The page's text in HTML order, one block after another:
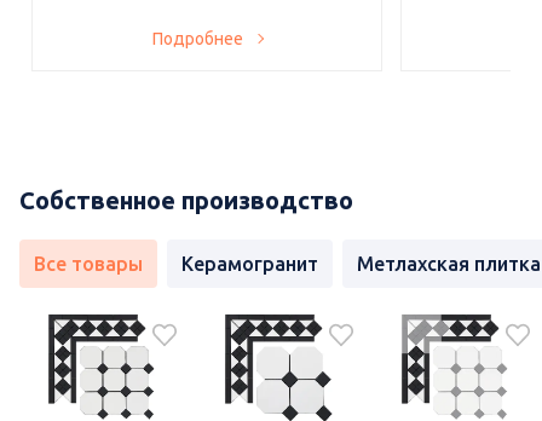
Подробнее
Собственное производство
Все товары Керамогранит Метлахская плитка